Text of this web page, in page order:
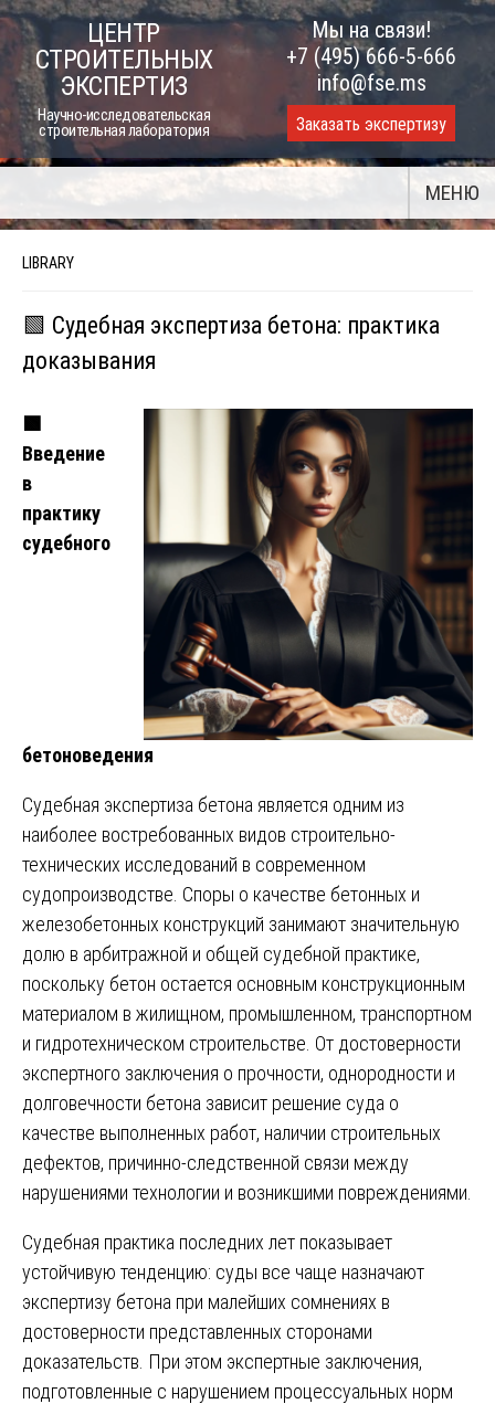
Skip
to
content
ЦЕНТР
СТРОИТЕЛЬНЫХ
ЭКСПЕРТИЗ
Научно-исследовательская
строительная лаборатория
Мы на связи!
+7 (495) 666-5-666
info@fse.ms
Заказать экспертизу
МЕНЮ
LIBRARY
🟩 Судебная экспертиза бетона: практика
доказывания
🟩
Введение
в
практику
судебного
бетоноведения
Судебная экспертиза бетона является одним из
наиболее востребованных видов строительно-
технических исследований в современном
судопроизводстве. Споры о качестве бетонных и
железобетонных конструкций занимают значительную
долю в арбитражной и общей судебной практике,
поскольку бетон остается основным конструкционным
материалом в жилищном, промышленном, транспортном
и гидротехническом строительстве. От достоверности
экспертного заключения о прочности, однородности и
долговечности бетона зависит решение суда о
качестве выполненных работ, наличии строительных
дефектов, причинно-следственной связи между
нарушениями технологии и возникшими повреждениями.
Судебная практика последних лет показывает
устойчивую тенденцию: суды все чаще назначают
экспертизу бетона при малейших сомнениях в
достоверности представленных сторонами
доказательств. При этом экспертные заключения,
подготовленные с нарушением процессуальных норм